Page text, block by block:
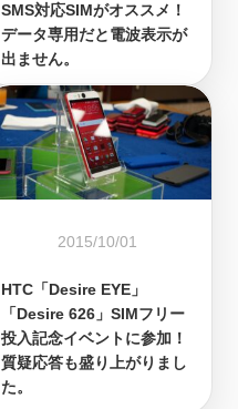
SMS対応SIMがオススメ！
データ専用だと電波表示が
出ません。
2015/10/01
HTC「Desire EYE」
「Desire 626」SIMフリー
投入記念イベントに参加！
質疑応答も盛り上がりまし
た。